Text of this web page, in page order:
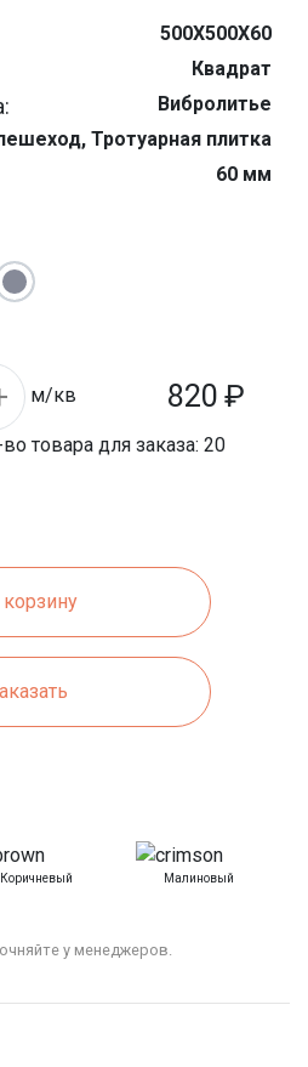
500Х500Х60
Квадрат
Вибролитье
Тротуарная плитка
60 мм
1220 кг
м/кв 820 ₽
товара для заказа: 20
Коричневый Малиновый
у менеджеров.